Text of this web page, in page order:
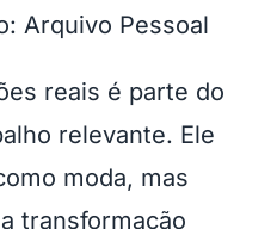
Arquivo Pessoal
reais é parte do
relevante. Ele
moda, mas
transformação